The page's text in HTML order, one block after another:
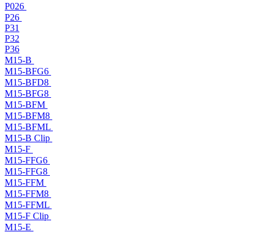
P026
P26
P31
P32
P36
M15-B
M15-BFG6
M15-BFD8
M15-BFG8
M15-BFM
M15-BFM8
M15-BFML
M15-B Clip
M15-F
M15-FFG6
M15-FFG8
M15-FFM
M15-FFM8
M15-FFML
M15-F Clip
M15-E